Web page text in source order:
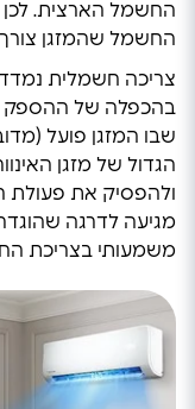
החשמל הארצית. לכן
החשמל שהמזגן צורך,
צריכה חשמלית
בהכפלה של ההספק
שבו המזגן פועל
הגדול של מזגן
ולהפסיק את
מגיעה לדרגה
משמעותי בצריכת